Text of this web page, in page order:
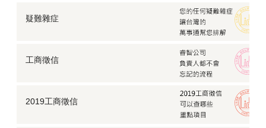
疑難雜症
工商徵信
2019工商徵信